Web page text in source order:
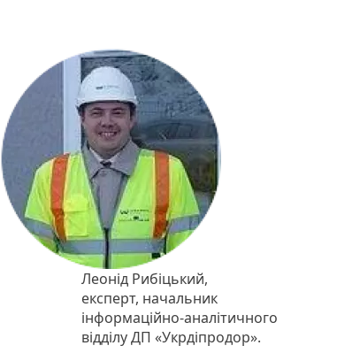
Леонід Рибіцький,
експерт, начальник
інформаційно-аналітичного
відділу ДП «Укрдіпродор».